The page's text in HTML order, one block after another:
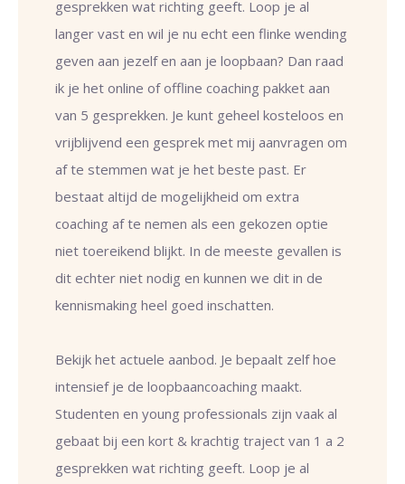
gesprekken wat richting geeft. Loop je al
langer vast en wil je nu echt een flinke wending
geven aan jezelf en aan je loopbaan? Dan raad
ik je het online of offline coaching pakket aan
van 5 gesprekken. Je kunt geheel kosteloos en
vrijblijvend een gesprek met mij aanvragen om
af te stemmen wat je het beste past. Er
bestaat altijd de mogelijkheid om extra
coaching af te nemen als een gekozen optie
niet toereikend blijkt. In de meeste gevallen is
dit echter niet nodig en kunnen we dit in de
kennismaking heel goed inschatten.
Bekijk het actuele aanbod. Je bepaalt zelf hoe
intensief je de loopbaancoaching maakt.
Studenten en young professionals zijn vaak al
gebaat bij een kort & krachtig traject van 1 a 2
gesprekken wat richting geeft. Loop je al